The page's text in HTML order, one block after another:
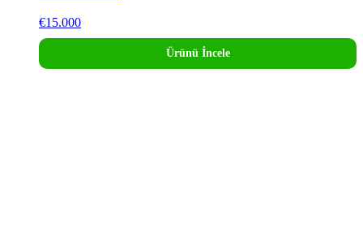
€15.000
Ürünü İncele